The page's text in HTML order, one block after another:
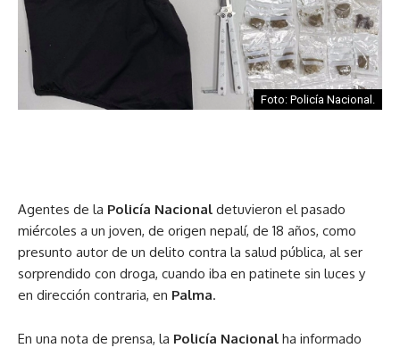
Foto: Policía Nacional.
Agentes de la Policía Nacional detuvieron el pasado
miércoles a un joven, de origen nepalí, de 18 años, como
presunto autor de un delito contra la salud pública, al ser
sorprendido con droga, cuando iba en patinete sin luces y
en dirección contraria, en Palma.
En una nota de prensa, la Policía Nacional ha informado